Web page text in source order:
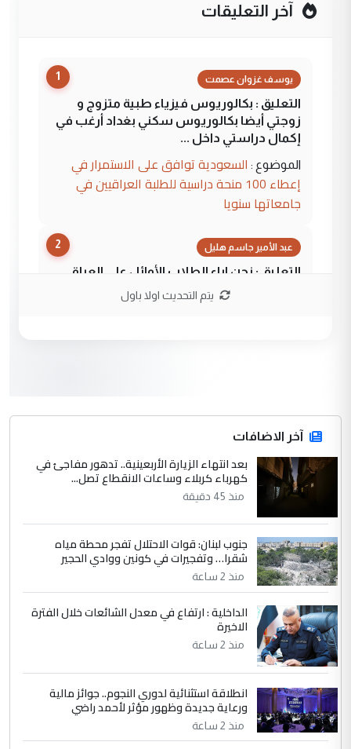
آخر التعليقات
1 يوسف غزوان عصمت
التعليق : بكالوريوس فيزياء طبية متزوج و
زوجتي أيضا بكالوريوس سكني بغداد أرغب في
إكمال دراستي داخل ...
الموضوع : السعودية توافق على الاستمرار في
إعطاء 100 منحة دراسية للطلبة العراقيين في
جامعاتها سنويا
2 عبد الأمير جاسم هليل
التعليق : نحن اباء الطلاب الأوائل على العراق
نتشرف بلقاء السيد احمد الصافي في العتبات
التعليق : قرار مستعجل جدا ولامصلحة فيه
للوزاره ولا للمواطن القرار الصائب يكون بعد
الاستماع للمدير ومغرفة ...
الموضوع :
وزير الصحة يعفي مدير مستشفى الكرخ
العام في بغداد
4 سردار
التعليق : واحد من عصابة علي ماما يسقط
جنسية الرافد الثالث للعراق ومن اصول عريقة
ابا فرات ...
الموضوع :
الجواهري يرد على صدام حسين سل
مضجعيك يابن الزنا (نص كامل)
5 سردار
التعليق : واحد من عصابة علي ماما يسقط
جنسية الرافد الثالث للعراق ومن اصول عريقة
يتم التحديث اولا باول
آخر الاضافات
بعد انتهاء الزيارة الأربعينية.. تدهور مفاجئ في
كهرباء كربلاء وساعات الانقطاع تصل...
منذ 45 دقيقة
جنوب لبنان: قوات الاحتلال تفجر محطة مياه
شقرا… وتفجيرات في كونين ووادي الحجير
منذ 2 ساعة
الداخلية : ارتفاع في معدل الشائعات خلال الفترة
الاخيرة
منذ 2 ساعة
انطلاقة استثنائية لدوري النجوم.. جوائز مالية
ورعاية جديدة وظهور مؤثر لأحمد راضي
منذ 2 ساعة